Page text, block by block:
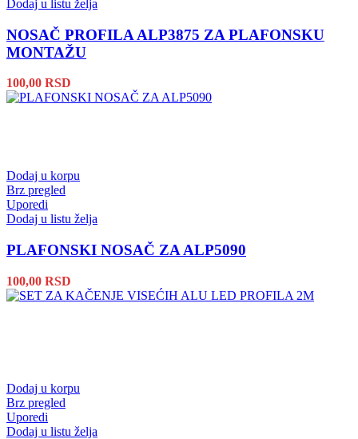
Dodaj u listu želja
NOSAČ PROFILA ALP3875 ZA PLAFONSKU
MONTAŽU
100,00 RSD
Dodaj u korpu
Brz pregled
Uporedi
Dodaj u listu želja
PLAFONSKI NOSAČ ZA ALP5090
100,00 RSD
Dodaj u korpu
Brz pregled
Uporedi
Dodaj u listu želja